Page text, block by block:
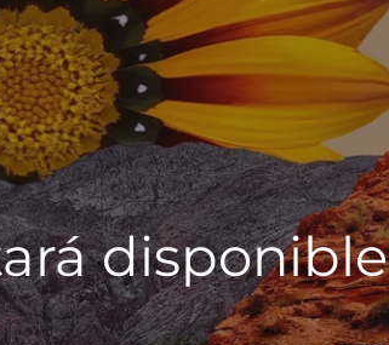
disponible